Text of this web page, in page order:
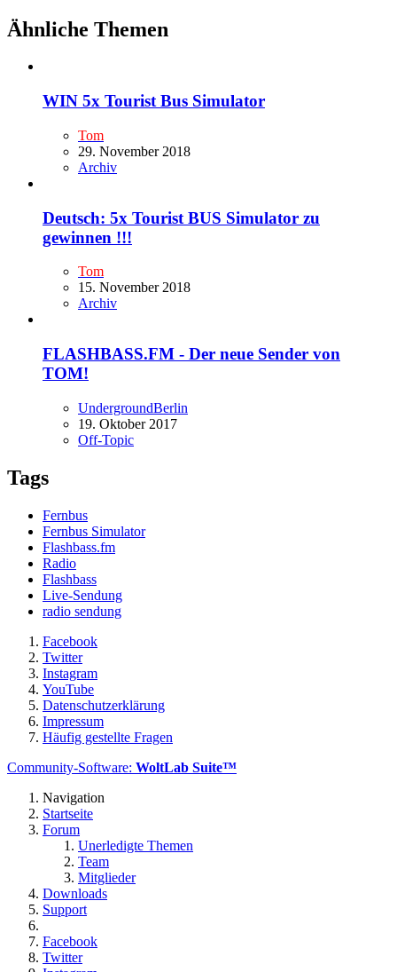
Ähnliche Themen
WIN 5x Tourist Bus Simulator
Tom
29. November 2018
Archiv
Deutsch: 5x Tourist BUS Simulator zu
gewinnen !!!
Tom
15. November 2018
Archiv
FLASHBASS.FM - Der neue Sender von
TOM!
UndergroundBerlin
19. Oktober 2017
Off-Topic
Tags
Fernbus
Fernbus Simulator
Flashbass.fm
Radio
Flashbass
Live-Sendung
radio sendung
Facebook
Twitter
Instagram
YouTube
Datenschutzerklärung
Impressum
Häufig gestellte Fragen
Community-Software: WoltLab Suite™
Navigation
Startseite
Forum
Unerledigte Themen
Team
Mitglieder
Downloads
Support
Facebook
Twitter